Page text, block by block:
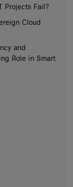
Projects Fail?
Cloud
and
Role in Smart